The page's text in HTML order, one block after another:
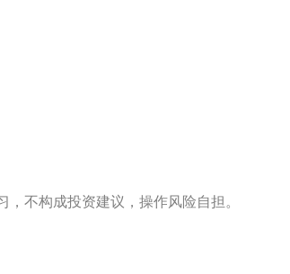
，不构成投资建议，操作风险自担。